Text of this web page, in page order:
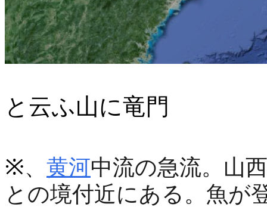
と云ふ山に竜門
※、 黄河中流の急流。山
との境付近にある。魚が